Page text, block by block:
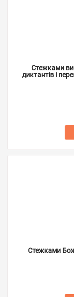
Стежками
диктантів і
Стежками